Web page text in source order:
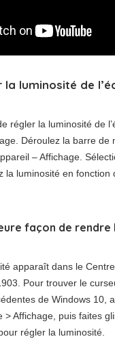
luminosité de
régler la luminosité de
Déroulez la barre de
– Affichage.
la luminosité en fonction
façon de rendre
apparaît dans le
Pour trouver le
de Windows 10,
> Affichage, puis faites
régler la luminosité.